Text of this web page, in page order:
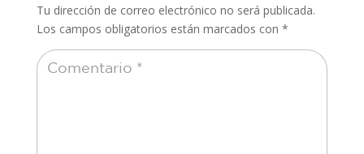
Tu dirección de correo electrónico no será publicada.
Los campos obligatorios están marcados con *